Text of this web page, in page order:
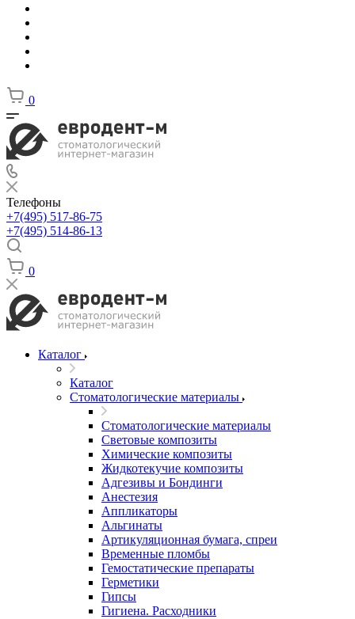
0
Телефоны
+7(495) 517-86-75
+7(495) 514-86-13
0
Каталог
Каталог
Стоматологические материалы
Стоматологические материалы
Световые композиты
Химические композиты
Жидкотекучие композиты
Адгезивы и Бондинги
Анестезия
Аппликаторы
Альгинаты
Артикуляционная бумага, спреи
Временные пломбы
Гемостатические препараты
Герметики
Гипсы
Гигиена. Расходники